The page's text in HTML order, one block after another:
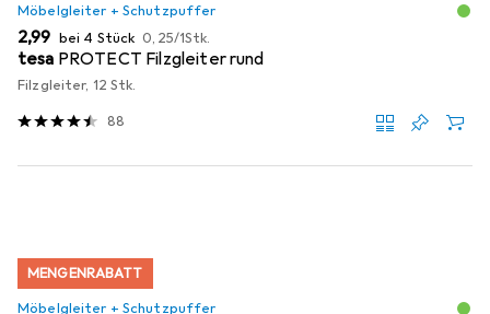
Möbelgleiter + Schutzpuffer
EUR
2,99 bei 4 Stück EUR
0,25/1Stk.
tesa PROTECT Filzgleiter rund
Filzgleiter, 12 Stk.
88
MENGENRABATT
Möbelgleiter + Schutzpuffer